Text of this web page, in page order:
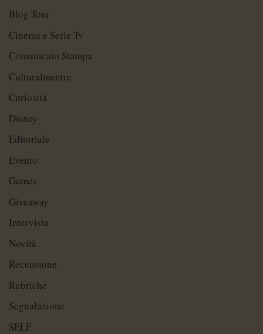
Blog Tour
Cinema e Serie Tv
Comunicato Stampa
Culturalmentre
Curiosità
Disney
Editoriale
Evento
Games
Giveaway
Intervista
Novità
Recensione
Rubriche
Segnalazione
SELF